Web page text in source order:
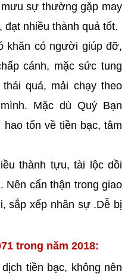
sự thường gặp may
nhiều thành quả tốt.
khăn có người giúp đỡ,
cánh, mặc sức tung
quá, mải chạy theo
Mặc dù Quý Bạn
tổn về tiền bạc, tâm
thành tựu, tài lộc dồi
Nên cẩn thận trong giao
sắp xếp nhân sự .Dễ bị
trong năm 2018:
tiền bạc, không nên